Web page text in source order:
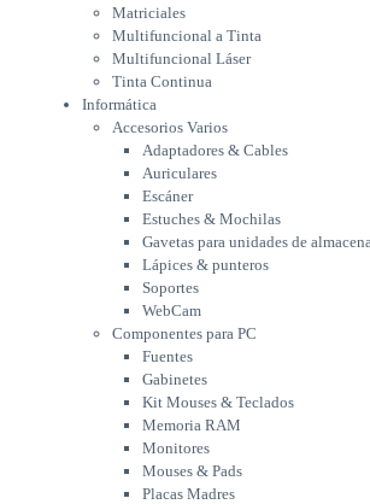
Auriculares
Escáner
Estuches & Mochilas
Gavetas para unidades de
almacenamiento
Lápices & punteros
Soportes
WebCam
Componentes para PC
Fuentes
Gabinetes
Kit Mouses & Teclados
Memoria RAM
Monitores
Mouses & Pads
Placas Madres
Procesadores
Refrigeración & Enfriamiento
Tarjetas Gráficas
Teclados
Equipos NUC
Matriciales
Multifuncional a Tinta
Multifuncional Láser
Tinta Continua
Informática
Accesorios Varios
Adaptadores & Cables
Auriculares
Escáner
Estuches & Mochilas
Gavetas para unidades de
Lápices & punteros
Soportes
WebCam
Componentes para PC
Fuentes
Gabinetes
Kit Mouses & Teclados
Memoria RAM
Monitores
Mouses & Pads
Placas Madres